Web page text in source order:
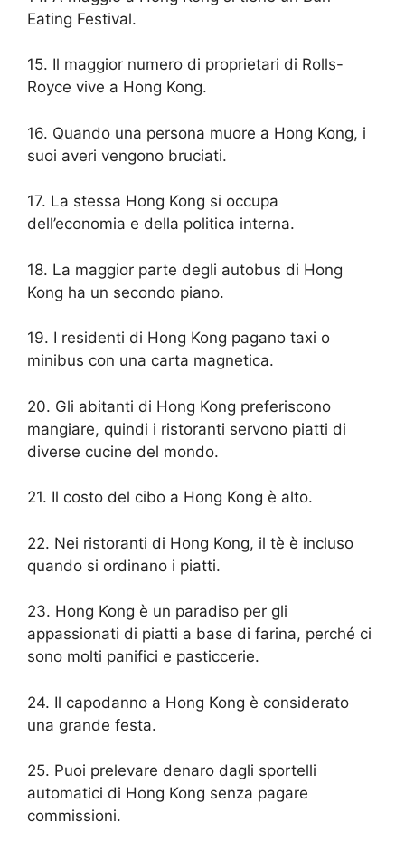
Eating Festival.
15. Il maggior numero di proprietari di Rolls-
Royce vive a Hong Kong.
16. Quando una persona muore a Hong Kong, i
suoi averi vengono bruciati.
17. La stessa Hong Kong si occupa
dell’economia e della politica interna.
18. La maggior parte degli autobus di Hong
Kong ha un secondo piano.
19. I residenti di Hong Kong pagano taxi o
minibus con una carta magnetica.
20. Gli abitanti di Hong Kong preferiscono
mangiare, quindi i ristoranti servono piatti di
diverse cucine del mondo.
21. Il costo del cibo a Hong Kong è alto.
22. Nei ristoranti di Hong Kong, il tè è incluso
quando si ordinano i piatti.
23. Hong Kong è un paradiso per gli
appassionati di piatti a base di farina, perché ci
sono molti panifici e pasticcerie.
24. Il capodanno a Hong Kong è considerato
una grande festa.
25. Puoi prelevare denaro dagli sportelli
automatici di Hong Kong senza pagare
commissioni.